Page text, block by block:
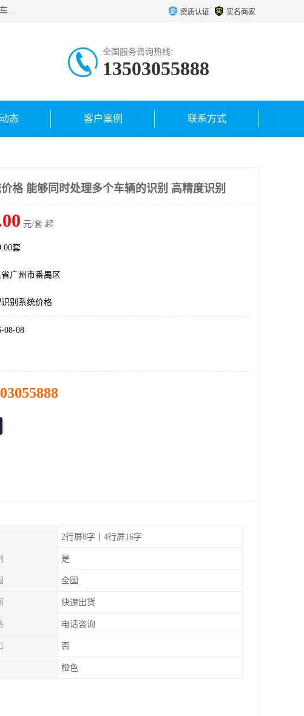
广州百灵智能科技有限公司是一家专业从事车牌识别系统、人脸识别人行通道、安防监控交通设施、停车场智能管理系统、停车场云平台、车牌识别一体机、自动道闸、通道设备、交通设施及交通划线等产品研发、生产和销售的高新技术企业。 资质认证 实名商家
全国服务咨询热线:
13503055888
态 客户案例 联系方式
格 能够同时处理多个车辆的识别 高精度识别
元/套 起
套
省广州市番禺区
别系统价格
08-08
2行屏8字丨4行屏16字
是
全国
快速出货
电话咨询
否
橙色